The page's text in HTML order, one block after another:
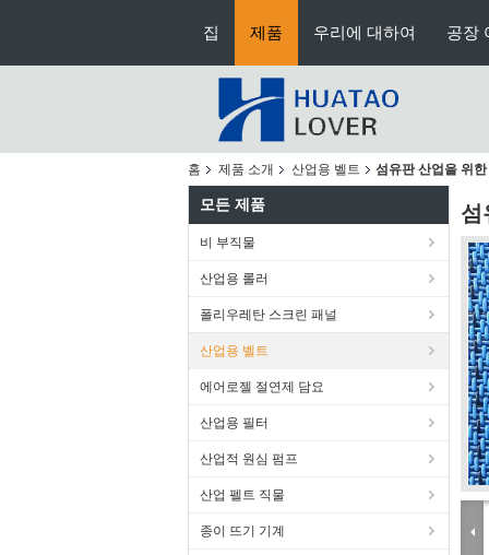
집 제품 우리에 대하여 공장
홈 제품 소개 산업용 벨트 섬유판 산업을 위
모든 제품
비 부직물
산업용 롤러
폴리우레탄 스크린 패널
산업용 벨트
에어로젤 절연제 담요
산업용 필터
산업적 원심 펌프
산업 펠트 직물
종이 뜨기 기계
섬